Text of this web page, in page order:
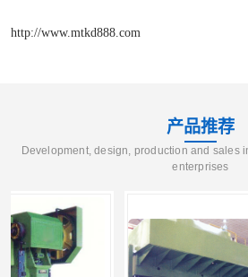
http://www.mtkd888.com
产品推荐
Development, design, production and sales
enterprises